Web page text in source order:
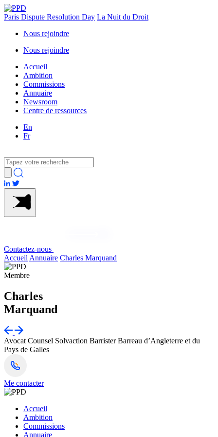
Paris Dispute Resolution Day La Nuit du Droit
Nous rejoindre
Nous rejoindre
Accueil
Ambition
Commissions
Annuaire
Newsroom
Centre de ressources
En
Fr
Contactez-nous
Accueil Annuaire Charles Marquand
Membre
Charles
Marquand
Avocat Counsel Solvaction BarristerBarreau d’Angleterre et du
Pays de Galles
Me contacter
Accueil
Ambition
Commissions
Annuaire